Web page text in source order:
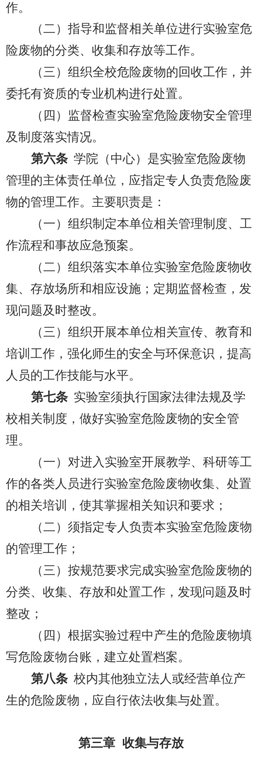
作。
（二）指导和监督相关单位进行实验室危
险废物的分类、收集和存放等工作。
（三）组织全校危险废物的回收工作，并
委托有资质的专业机构进行处置。
（四）监督检查实验室危险废物安全管理
及制度落实情况。
第六条 学院（中心）是实验室危险废物
管理的主体责任单位，应指定专人负责危险废
物的管理工作。主要职责是：
（一）组织制定本单位相关管理制度、工
作流程和事故应急预案。
（二）组织落实本单位实验室危险废物收
集、存放场所和相应设施；定期监督检查，发
现问题及时整改。
（三）组织开展本单位相关宣传、教育和
培训工作，强化师生的安全与环保意识，提高
人员的工作技能与水平。
第七条 实验室须执行国家法律法规及学
校相关制度，做好实验室危险废物的安全管
理。
（一）对进入实验室开展教学、科研等工
作的各类人员进行实验室危险废物收集、处置
的相关培训，使其掌握相关知识和要求；
（二）须指定专人负责本实验室危险废物
的管理工作；
（三）按规范要求完成实验室危险废物的
分类、收集、存放和处置工作，发现问题及时
整改；
（四）根据实验过程中产生的危险废物填
写危险废物台账，建立处置档案。
第八条 校内其他独立法人或经营单位产
生的危险废物，应自行依法收集与处置。
第三章 收集与存放